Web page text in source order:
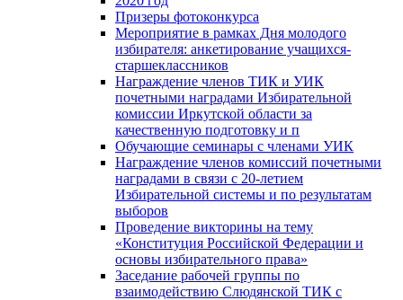
Призеры фотоконкурса
Мероприятие в рамках Дня молодого
избирателя: анкетирование учащихся-
старшеклассников
Награждение членов ТИК и УИК
почетными наградами Избирательной
комиссии Иркутской области за
качественную подготовку и п
Обучающие семинары с членами УИК
Награждение членов комиссий почетными
наградами в связи с 20-летием
Избирательной системы и по результатам
выборов
Проведение викторины на тему
«Конституция Российской Федерации и
основы избирательного права»
Заседание рабочей группы по
взаимодействию Слюдянской ТИК с